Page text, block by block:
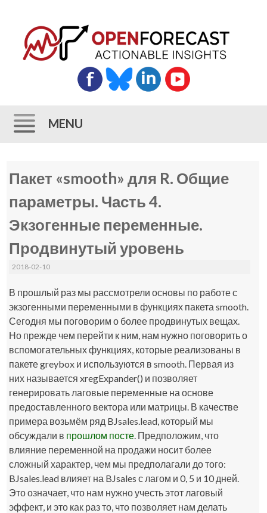
MENU
to
Пакет «smooth» для R. Общие
параметры. Часть 4.
Экзогенные переменные.
Продвинутый уровень
2018-02-10
В прошлый раз мы рассмотрели основы по работе с
экзогенными переменными в функциях пакетаsmooth.
Сегодня мы поговорим о более продвинутых вещах.
Но прежде чем перейти к ним, нам нужно поговорить о
вспомогательных функциях, которые реализованы в
пакетеgreybox и используются вsmooth. Первая из
них называетсяxregExpander() и позволяет
генерировать лаговые переменные на основе
предоставленного вектора или матрицы. В качестве
примера возьмём ряд BJsales.lead, который мы
обсуждали в прошлом посте. Предположим, что
влияние переменной на продажи носит более
сложный характер, чем мы предполагали до того:
BJsales.lead влияет на BJsales с лагом и 0, 5 и 10 дней.
Это означает, что нам нужно учесть этот лаговый
эффект, и это как раз то, что позволяет нам делать